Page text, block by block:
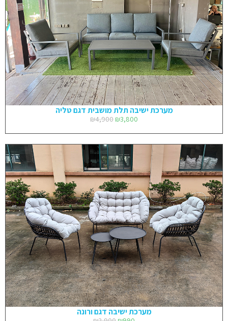
מערכת ישיבה תלת מושבית דגם טליה
₪4,900 ₪3,800
מערכת ישיבה דגם ורונה